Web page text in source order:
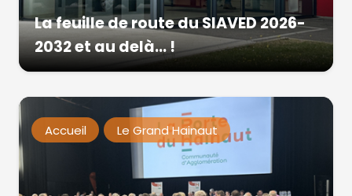
La feuille de route du SIAVED 2026-
2032 et au delà… !
Accueil Le Grand Hainaut